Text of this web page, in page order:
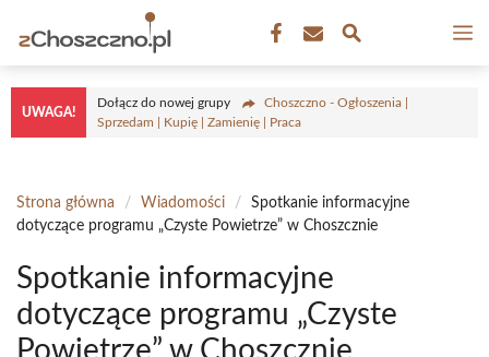
treści
UWAGA!
Dołącz do nowej grupy
Choszczno - Ogłoszenia |
Sprzedam | Kupię | Zamienię | Praca
Strona główna / Wiadomości /
Spotkanie informacyjne
dotyczące programu „Czyste Powietrze” w Choszcznie
Spotkanie informacyjne
dotyczące programu „Czyste
Powietrze” w Choszcznie